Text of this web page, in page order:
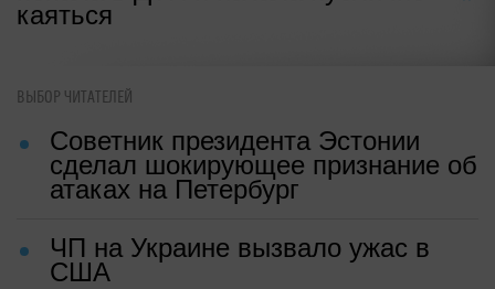
каяться
ВЫБОР ЧИТАТЕЛЕЙ
Советник президента Эстонии
сделал шокирующее признание об
атаках на Петербург
ЧП на Украине вызвало ужас в
США